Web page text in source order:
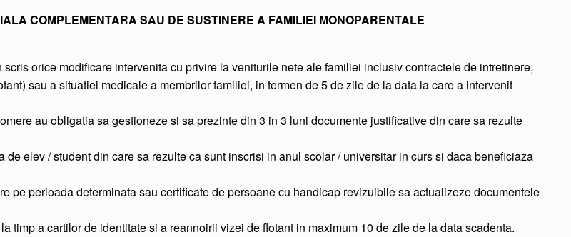
COMPLEMENTARA SAU DE SUSTINERE A FAMILIEI MONOPARENTALE
orice modificare intervenita cu privire la veniturile nete ale familiei inclusiv contractele de intretinere,
sau a situatiei medicale a membrilor familiei, in termen de 5 de zile de la data la care a intervenit
au obligatia sa gestioneze si sa prezinte din 3 in 3 luni documente justificative din care sa rezulte
elev / student din care sa rezulte ca sunt inscrisi in anul scolar / universitar in curs si daca beneficiaza
pe perioada determinata sau certificate de persoane cu handicap revizuibile sa actualizeze documentele
timp a cartilor de identitate si a reannoirii vizei de flotant in maximum 10 de zile de la data scadenta.